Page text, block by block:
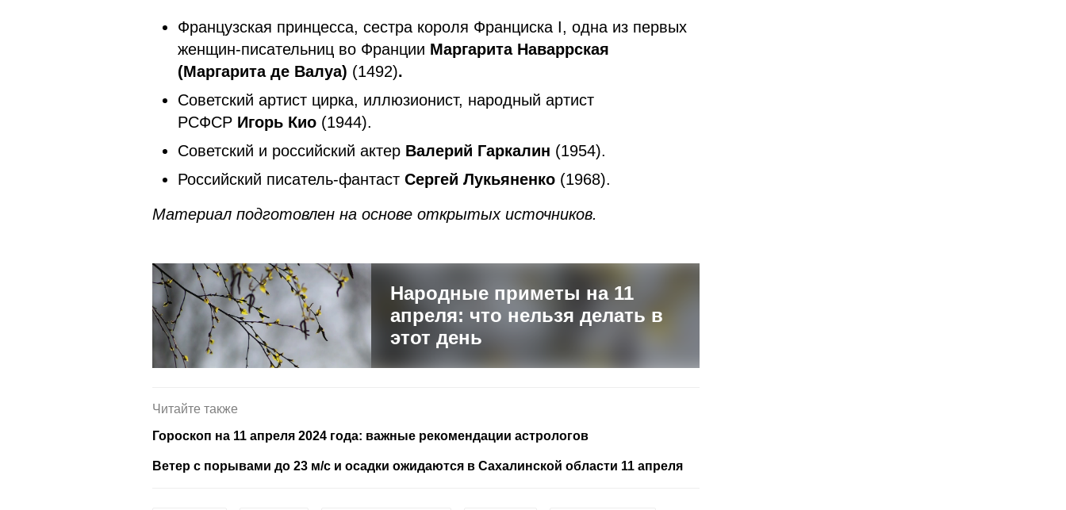
Французская принцесса, сестра короля Франциска I, одна из первых
женщин-писательниц во Франции Маргарита Наваррская
(Маргарита де Валуа) (1492).
Советский артист цирка, иллюзионист, народный артист
РСФСР Игорь Кио (1944).
Советский и российский актер Валерий Гаркалин (1954).
Российский писатель-фантаст Сергей Лукьяненко (1968).
Материал подготовлен на основе открытых источников.
Народные приметы на 11
апреля: что нельзя делать в
этот день
Читайте также
Гороскоп на 11 апреля 2024 года: важные рекомендации астрологов
Ветер с порывами до 23 м/с и осадки ожидаются в Сахалинской области 11 апреля